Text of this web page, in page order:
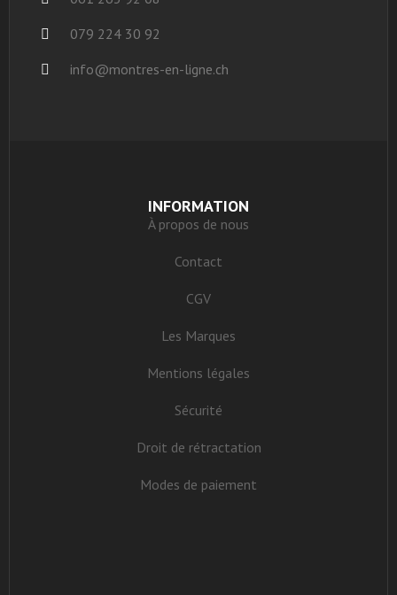
079 224 30 92
info@montres-en-ligne.ch
INFORMATION
À propos de nous
Contact
CGV
Les Marques
Mentions légales
Sécurité
Droit de rétractation
Modes de paiement